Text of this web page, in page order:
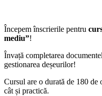
Începem înscrierile pentru
mediu”!
Învață completarea
gestionarea deșeurilor!
Cursul are o durată de 180 de
cât și practică.